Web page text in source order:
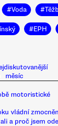
#Voda #
#EPH
měsíc
motoristické
vládní
a proč jsem